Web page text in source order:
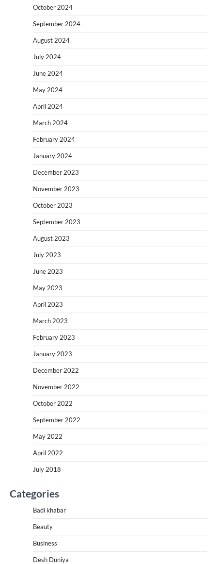
October 2024
September 2024
August 2024
July 2024
June 2024
May 2024
April 2024
March 2024
February 2024
January 2024
December 2023
November 2023
October 2023
September 2023
August 2023
July 2023
June 2023
May 2023
April 2023
March 2023
February 2023
January 2023
December 2022
November 2022
October 2022
September 2022
May 2022
April 2022
July 2018
Categories
Badi khabar
Beauty
Business
Desh Duniya